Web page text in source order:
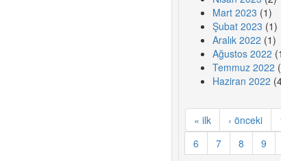
Mart 2023 (1)
Şubat 2023 (1)
Aralık 2022 (1)
Ağustos 2022
Temmuz 2022
Haziran 2022
« ilk ‹ önceki
6
7 8 9